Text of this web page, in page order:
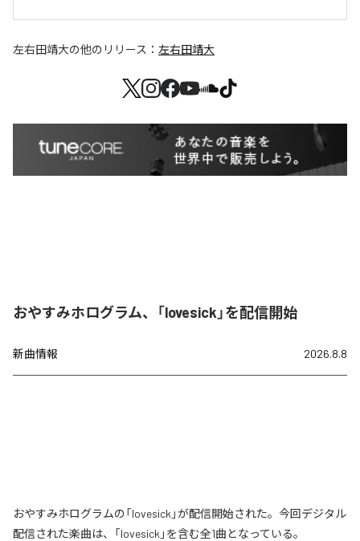
左右田靖大の他のリリース： 左右田靖大
おやすみホログラム、「lovesick」を配信開始
新曲情報 2026.8.8
おやすみホログラムの「lovesick」が配信開始された。今回デジタル
配信された楽曲は、「lovesick」を含む全1曲となっている。